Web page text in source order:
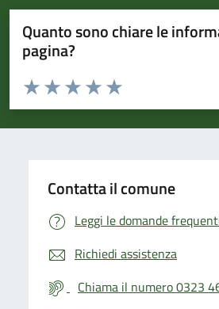
Quanto sono chiare le
pagina?
Valuta da 1 a 5 stelle la pagina
Valuta 5 stelle su 5
Valuta 4 stelle su 5
Valuta 3 stelle su 5
Valuta 2 stelle su 5
Valuta 1 stelle su 5
Contatta il comune
Leggi le domande
Richiedi assistenza
Chiama il numero 0323